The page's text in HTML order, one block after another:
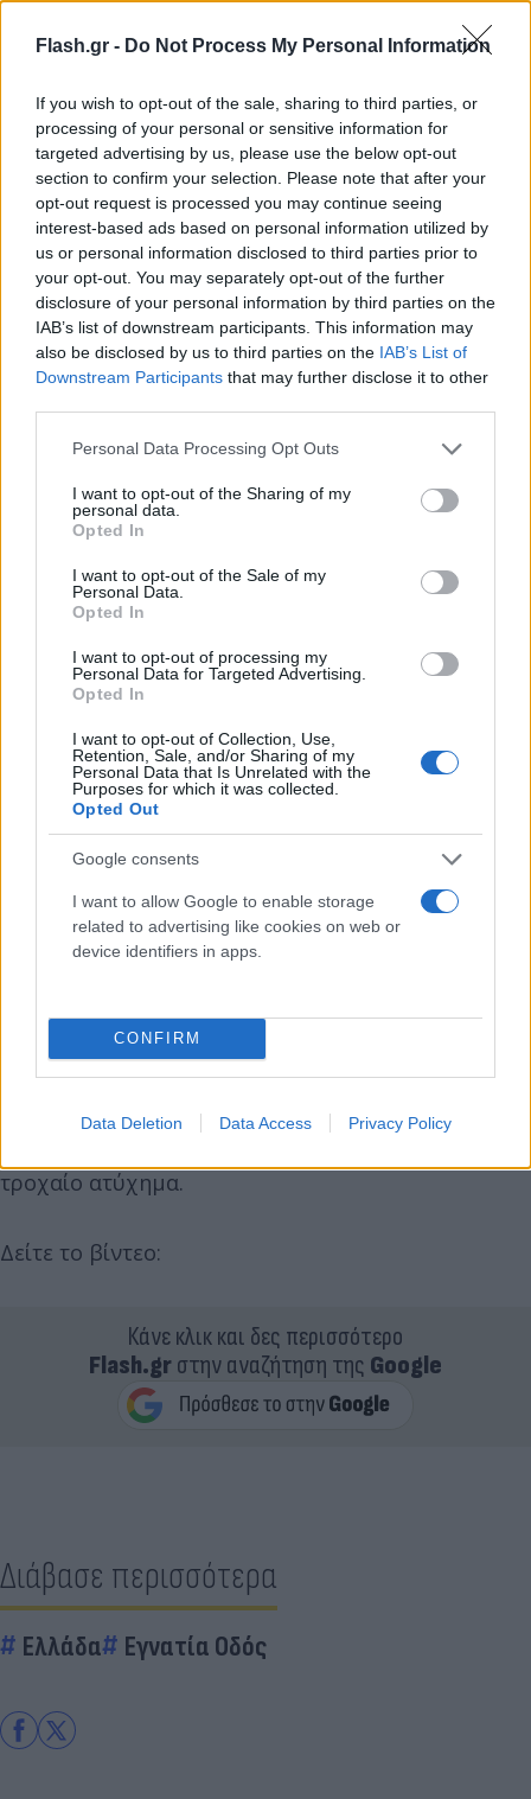
Flash.gr - Do Not Process My Personal Information
If you wish to opt-out of the sale, sharing to third parties, or
processing of your personal or sensitive information for
targeted advertising by us, please use the below opt-out
section to confirm your selection. Please note that after your
opt-out request is processed you may continue seeing
interest-based ads based on personal information utilized by
us or personal information disclosed to third parties prior to
your opt-out. You may separately opt-out of the further
disclosure of your personal information by third parties on the
IAB’s list of downstream participants. This information may
also be disclosed by us to third parties on the IAB’s List of
Downstream Participants that may further disclose it to other
Please note that this website/app uses one or more Google
not limited to your visit or usage behaviour. You may click to
grant or deny consent to Google and its third-party tags to
use your data for below specified purposes in below Google
consent section.
Personal Data Processing Opt Outs
I want to opt-out of the Sharing of my
personal data.
Opted In
I want to opt-out of the Sale of my
Personal Data.
Opted In
I want to opt-out of processing my
Personal Data for Targeted Advertising.
Opted In
I want to opt-out of Collection, Use,
Retention, Sale, and/or Sharing of my
Personal Data that Is Unrelated with the
Purposes for which it was collected.
Opted Out
Google consents
I want to allow Google to enable storage
related to advertising like cookies on web or
device identifiers in apps.
CONFIRM
Data Deletion Data Access Privacy Policy
Η Εγνατία Οδός αναγκάστηκε να διακόψει την
κυκλοφορία στο ύψος του Βασιλικού.
Ο οδηγός από την άλλη, όταν αντιλήφθηκε το...
λάθος του, έκανε αναστροφή και από τότε
αναζητείται.
τροχαίο ατύχημα.
Δείτε το βίντεο:
Κάνε κλικ και δες περισσότερο
Flash.grστην αναζήτηση της Google
Διάβασε περισσότερα
Ελλάδα Εγνατία Οδός